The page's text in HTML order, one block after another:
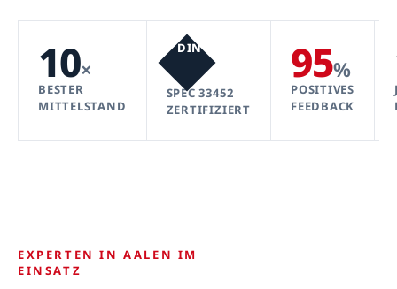
10×
BESTER
MITTELSTAND
DIN
SPEC 33452
ZERTIFIZIERT
95%
POSITIVES
FEEDBACK
EXPERTEN IN AALEN IM
EINSATZ